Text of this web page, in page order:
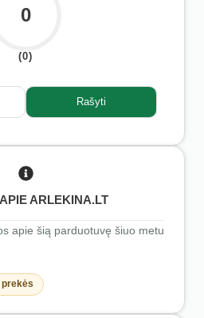
0
(0)
Rašyti
ARLEKINA.LT
apie šią parduotuvę šiuo metu
prekės